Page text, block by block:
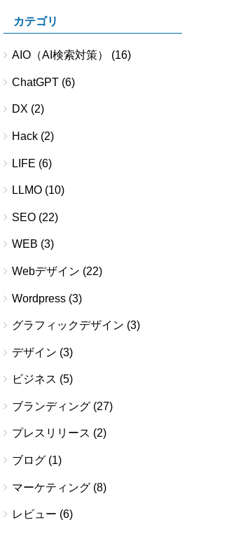
カテゴリ
AIO（AI検索対策） (16)
ChatGPT(6)
DX (2)
Hack(2)
LIFE (6)
LLMO(10)
SEO(22)
WEB (3)
Webデザイン (22)
Wordpress(3)
グラフィックデザイン (3)
デザイン (3)
ビジネス (5)
ブランディング(27)
プレスリリース (2)
ブログ(1)
マーケティング(8)
レビュー (6)